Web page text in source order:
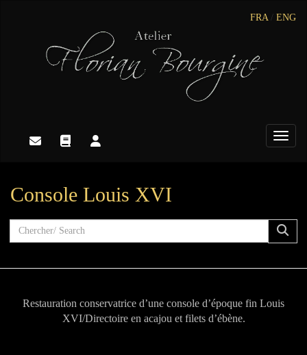
FRA/ ENG
Console Louis XVI
Restauration conservatrice d’une console d’époque fin Louis
XVI/Directoire en acajou et filets d’ébène.